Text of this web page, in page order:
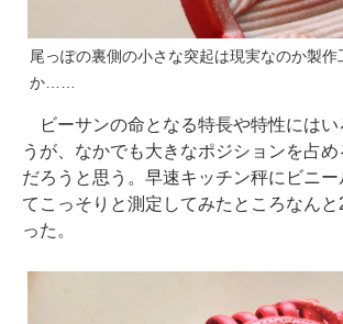
尾っぽの裏側の小さな突起は現実なのか製作
か……
ビーサンの命となる特長や特性にはい
うが、なかでも大きなポジションを占
だろうと思う。早速キッチン秤にビニ
てこっそりと測定してみたところなん
った。